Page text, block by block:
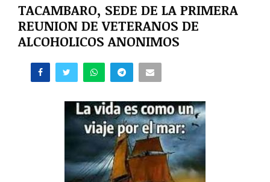
TACAMBARO, SEDE DE LA PRIMERA
REUNION DE VETERANOS DE
ALCOHOLICOS ANONIMOS